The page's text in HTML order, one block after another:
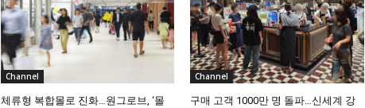
Channel
체류형 복합몰로 진화…원그로브, ‘몰
Channel
구매 고객 1000만 명 돌파…신세계 강